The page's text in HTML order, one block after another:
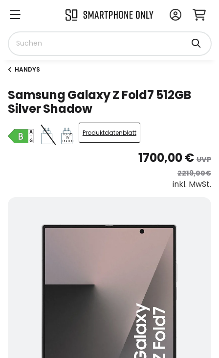
HANDYS
Samsung Galaxy Z Fold7 512GB
Silver Shadow
10-25
W
USB PD
Produktdatenblatt
1700,00 € UVP
2219,00€
inkl. MwSt.